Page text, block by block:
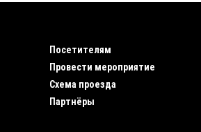
Посетителям
Провести мероприятие
Схема проезда
Партнёры